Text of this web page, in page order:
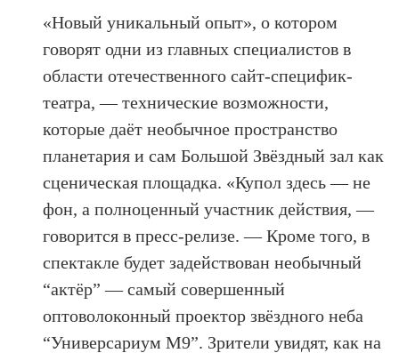
«Новый уникальный опыт», о котором
говорят одни из главных специалистов в
области отечественного сайт-специфик-
театра, — технические возможности,
которые даёт необычное пространство
планетария и сам Большой Звёздный зал как
сценическая площадка. «Купол здесь — не
фон, а полноценный участник действия, —
говорится в пресс-релизе. — Кроме того, в
спектакле будет задействован необычный
“актёр” — самый совершенный
оптоволоконный проектор звёздного неба
“Универсариум М9”. Зрители увидят, как на